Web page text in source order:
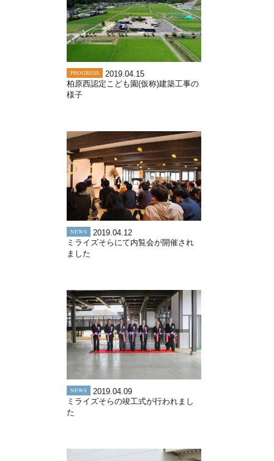
PROGRESS
2019.04.15
柏原西認定こども園(仮称)建築工事の
様子
NEWS
2019.04.12
ミライズそらにて内覧会が開催され
ました
NEWS
2019.04.09
ミライズそらの竣工式が行われまし
た